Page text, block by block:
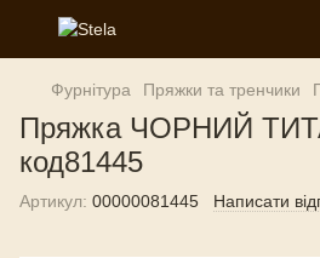
Фурнітура Пряжки та тренчики
Пряжка ЧОРНИЙ
код81445
Артикул: 00000081445 Написати